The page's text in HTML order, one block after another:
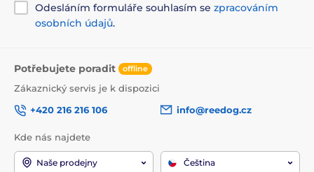
Odesláním formuláře souhlasím se zpracováním
osobních údajů.
Potřebujete poradit offline
Zákaznický servis je k dispozici
+420 216 216 106
info@reedog.cz
Kde nás najdete
Naše prodejny Čeština